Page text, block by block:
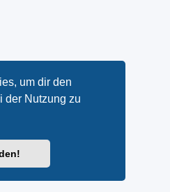
um dir den
der Nutzung zu